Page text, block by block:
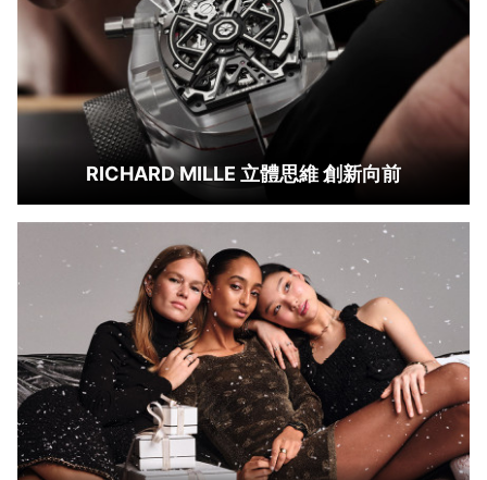
RICHARD MILLE 立體思維 創新向前